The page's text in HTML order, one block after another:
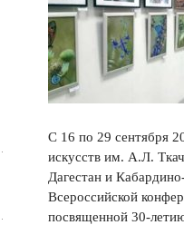
С 16 по 29 сентября
искусств им. А.Л.
Дагестан и
Всероссийской
посвященной 30-